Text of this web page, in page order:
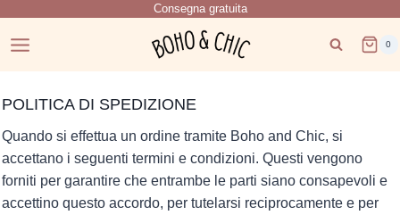
contenuto
Consegna gratuita
0
POLITICA DI SPEDIZIONE
Quando si effettua un ordine tramite Boho and Chic, si
accettano i seguenti termini e condizioni. Questi vengono
forniti per garantire che entrambe le parti siano consapevoli e
accettino questo accordo, per tutelarsi reciprocamente e per